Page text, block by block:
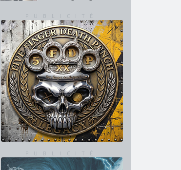
De retour sur grand écran
avec "2 Big To Rig" !